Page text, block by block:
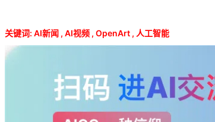
关键词: AI新闻 , AI视频 , OpenArt , 人工智能